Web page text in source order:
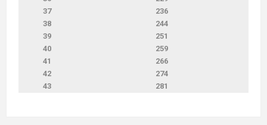
37
236
38
244
39
251
40
259
41
266
42
274
43
281